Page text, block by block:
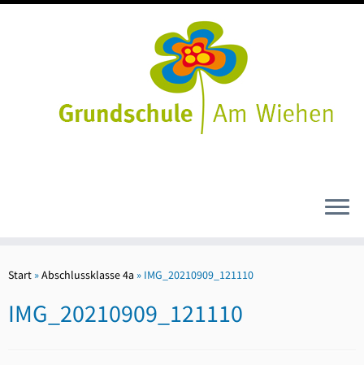
Inhalt
Start »Abschlussklasse 4a » IMG_20210909_121110
IMG_20210909_121110